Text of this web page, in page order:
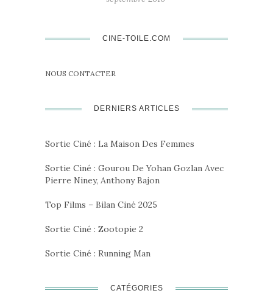
CINE-TOILE.COM
NOUS CONTACTER
DERNIERS ARTICLES
Sortie Ciné : La Maison Des Femmes
Sortie Ciné : Gourou De Yohan Gozlan Avec
Pierre Niney, Anthony Bajon
Top Films – Bilan Ciné 2025
Sortie Ciné : Zootopie 2
Sortie Ciné : Running Man
CATÉGORIES